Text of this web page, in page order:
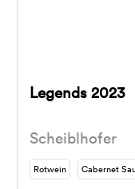
Legends 2023
Scheiblhofer
Rotwein Cabernet